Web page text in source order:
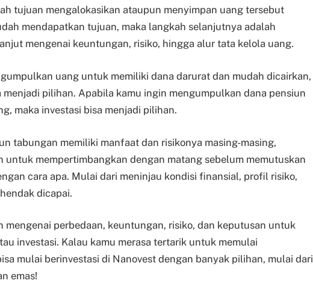
tujuan mengalokasikan ataupun menyimpan uang tersebut
mendapatkan tujuan, maka langkah selanjutnya adalah
mengenai keuntungan, risiko, hingga alur tata kelola uang.
uang untuk memiliki dana darurat dan mudah dicairkan,
menjadi pilihan. Apabila kamu ingin mengumpulkan dana pensiun
maka investasi bisa menjadi pilihan.
tabungan memiliki manfaat dan risikonya masing-masing,
untuk mempertimbangkan dengan matang sebelum memutuskan
cara apa. Mulai dari meninjau kondisi finansial, profil risiko,
dicapai.
mengenai perbedaan, keuntungan, risiko, dan keputusan untuk
investasi. Kalau kamu merasa tertarik untuk memulai
mulai berinvestasi di Nanovest dengan banyak pilihan, mulai dari
emas!